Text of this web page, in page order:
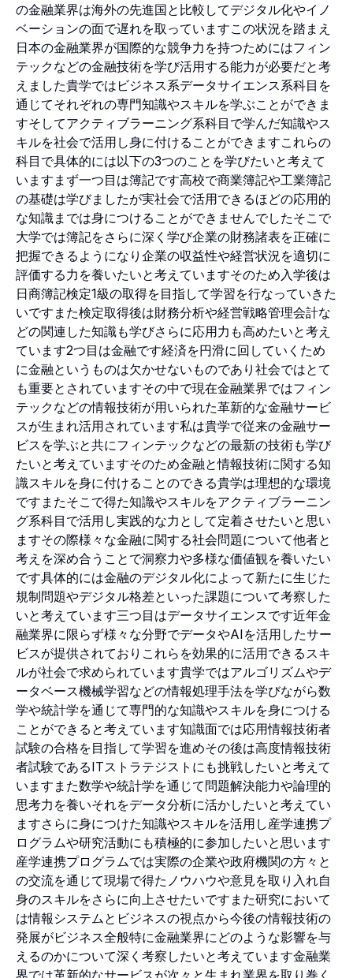
の金融業界は海外の先進国と比較してデジタル化やイノ
ベーションの面で遅れを取っていますこの状況を踏まえ
日本の金融業界が国際的な競争力を持つためにはフィン
テックなどの金融技術を学び活用する能力が必要だと考
えました貴学ではビジネス系データサイエンス系科目を
通じてそれぞれの専門知識やスキルを学ぶことができま
すそしてアクティブラーニング系科目で学んだ知識やス
キルを社会で活用し身に付けることができますこれらの
科目で具体的には以下の3つのことを学びたいと考えて
いますまず一つ目は簿記です高校で商業簿記や工業簿記
の基礎は学びましたが実社会で活用できるほどの応用的
な知識までは身につけることができませんでしたそこで
大学では簿記をさらに深く学び企業の財務諸表を正確に
把握できるようになり企業の収益性や経営状況を適切に
評価する力を養いたいと考えていますそのため入学後は
日商簿記検定1級の取得を目指して学習を行なっていきた
いですまた検定取得後は財務分析や経営戦略管理会計な
どの関連した知識も学びさらに応用力も高めたいと考え
ています2つ目は金融です経済を円滑に回していくため
に金融というものは欠かせないものであり社会ではとて
も重要とされていますその中で現在金融業界ではフィン
テックなどの情報技術が用いられた革新的な金融サービ
スが生まれ活用されています私は貴学で従来の金融サー
ビスを学ぶと共にフィンテックなどの最新の技術も学び
たいと考えていますそのため金融と情報技術に関する知
識スキルを身に付けることのできる貴学は理想的な環境
ですまたそこで得た知識やスキルをアクティブラーニン
グ系科目で活用し実践的な力として定着させたいと思い
ますその際様々な金融に関する社会問題について他者と
考えを深め合うことで洞察力や多様な価値観を養いたい
です具体的には金融のデジタル化によって新たに生じた
規制問題やデジタル格差といった課題について考察した
いと考えています三つ目はデータサイエンスです近年金
融業界に限らず様々な分野でデータやAIを活用したサー
ビスが提供されておりこれらを効果的に活用できるスキ
ルが社会で求められています貴学ではアルゴリズムやデ
ータベース機械学習などの情報処理手法を学びながら数
学や統計学を通じて専門的な知識やスキルを身につける
ことができると考えています知識面では応用情報技術者
試験の合格を目指して学習を進めその後は高度情報技術
者試験であるITストラテジストにも挑戦したいと考えて
いますまた数学や統計学を通じて問題解決能力や論理的
思考力を養いそれをデータ分析に活かしたいと考えてい
ますさらに身につけた知識やスキルを活用し産学連携プ
ログラムや研究活動にも積極的に参加したいと思います
産学連携プログラムでは実際の企業や政府機関の方々と
の交流を通じて現場で得たノウハウや意見を取り入れ自
身のスキルをさらに向上させたいですまた研究において
は情報システムとビジネスの視点から今後の情報技術の
発展がビジネス全般特に金融業界にどのような影響を与
えるのかについて深く考察したいと考えています金融業
界では革新的なサービスが次々と生まれ業界を取り巻く